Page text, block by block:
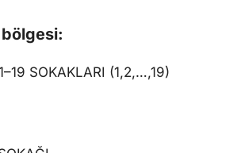
SOKAKLARI (1,2,…,19)